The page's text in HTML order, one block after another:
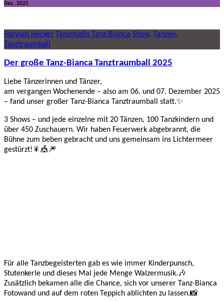
Dez., 2025
Hannah Heckes Tanzstudio Tanz-Bianca Show, Tanzen,
Tanztraumball
Der große Tanz-Bianca Tanztraumball 2025
Liebe Tänzerinnen und Tänzer,
am vergangen Wochenende – also am 06. und 07. Dezember 2025
– fand unser großer Tanz-Bianca Tanztraumball statt.✨
3 Shows – und jede einzelne mit 20 Tänzen, 100 Tanzkindern und
über 450 Zuschauern. Wir haben Feuerwerk abgebrannt, die
Bühne zum beben gebracht und uns gemeinsam ins Lichtermeer
gestürzt!🎇🎪🎆
Für alle Tanzbegeisterten gab es wie immer Kinderpunsch,
Stutenkerle und dieses Mal jede Menge Walzermusik.🎶
Zusätzlich bekamen alle die Chance, sich vor unserer Tanz-Bianca
Fotowand und auf dem roten Teppich ablichten zu lassen.📸